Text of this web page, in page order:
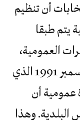
الانتخابات أن تنظيم
يتم طبقا
العمومية،
أي القانون 91-19 المؤرخ في 2 ديسمبر 1991 الذي
أن
البلدية. وهذا